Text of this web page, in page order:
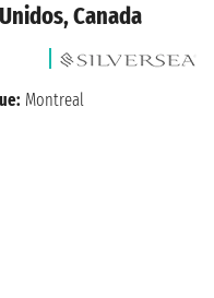
Canada
Montreal